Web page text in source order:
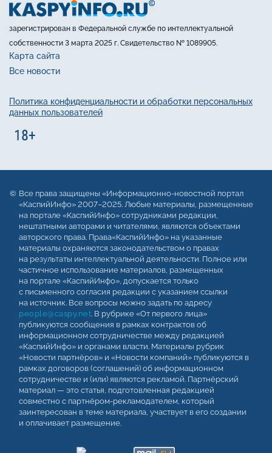
зарегистрирован в Федеральной службе по интеллектуальной
собственности 3 марта 2025 г. Свидетельство № 1089905.
Карта сайта
Все новости
Политика конфиденциальности и обработки персональных
данных пользователей
Все права защищены «Информационно-новостной портал
«КаспийИнфо» 2007–2025. Любые материалы, размещенные
на портале «КаспийИнфо» сотрудниками редакции,
нештатными авторами и читателями, являются объектами
авторского права. Права«КаспийИнфо» на указанные
материалы охраняются законодательством о правах
на результаты интеллектуальной деятельности. Полное или
частичное использование материалов, размещенных
на портале «КаспийИнфо», допускается только
с письменного согласия редакции с указанием ссылки
на источник. Все вопросы можно задать по адресу
people@caspy.net. В рубрике «От первого лица»
публикуются сообщения в рамках контрактов об
информационном сотрудничестве между редакцией
«КаспийИнфо» и органами власти. Материалы рубрик
«Новости партнёров» и «Новости компаний» публикуются в
рамках договоров (соглашений) об информационном
сотрудничестве и (или) являются рекламой. Партнёрский
материал — это статья, подготовленная редакцией
совместно с партнёром-рекламодателем, который
заинтересован в теме материала, участвует в его создании
и оплачивает размещение.